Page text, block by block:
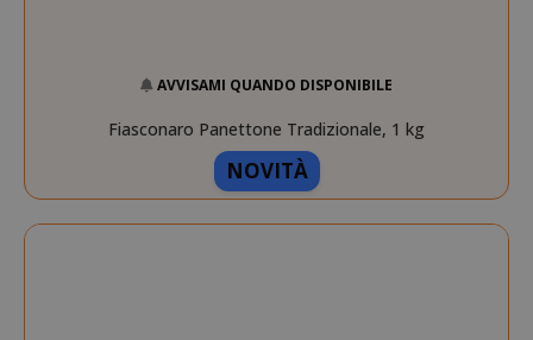
NOVITÀ
AVVISAMI QUANDO DISPONIBILE
Fiasconaro Panettone Tradizionale, 1 kg